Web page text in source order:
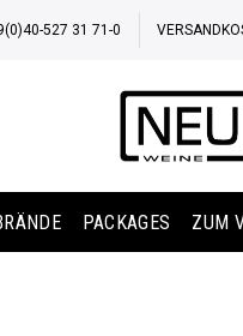
527 31 71-0
PACKAGES ZUM